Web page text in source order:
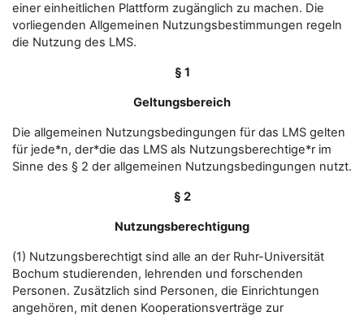
einer einheitlichen Plattform zugänglich zu machen. Die
vorliegenden Allgemeinen Nutzungsbestimmungen regeln
die Nutzung des LMS.
§ 1
Geltungsbereich
Die allgemeinen Nutzungsbedingungen für das LMS gelten
für jede*n, der*die das LMS als Nutzungsberechtige*r im
Sinne des § 2 der allgemeinen Nutzungsbedingungen nutzt.
§ 2
Nutzungsberechtigung
(1) Nutzungsberechtigt sind alle an der Ruhr-Universität
Bochum studierenden, lehrenden und forschenden
Personen. Zusätzlich sind Personen, die Einrichtungen
angehören, mit denen Kooperationsverträge zur